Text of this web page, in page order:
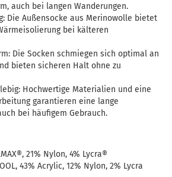
auch bei langen Wanderungen.
Die Außensocke aus Merinowolle bietet
bei kälteren
Die Socken schmiegen sich optimal an
bieten sicheren Halt ohne zu
Hochwertige Materialien und eine
garantieren eine lange
bei häufigem Gebrauch.
21% Nylon, 4% Lycra®
43% Acrylic, 12% Nylon, 2% Lycra